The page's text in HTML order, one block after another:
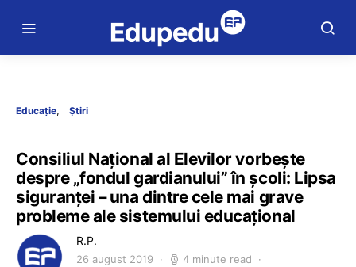
Educație Știri
Consiliul Național al Elevilor vorbește
despre „fondul gardianului” în școli: Lipsa
siguranței – una dintre cele mai grave
probleme ale sistemului educațional
R.P.
26 august 2019 4 minute read